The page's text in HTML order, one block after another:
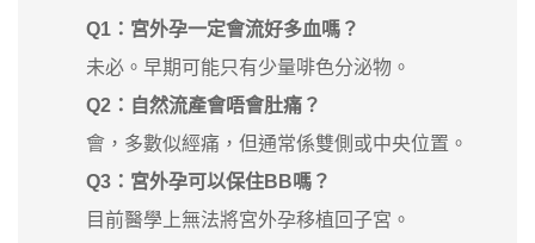
Q1：宮外孕一定會流好多血嗎？
未必。早期可能只有少量啡色分泌物。
Q2：自然流產會唔會肚痛？
會，多數似經痛，但通常係雙側或中央位置。
Q3：宮外孕可以保住BB嗎？
目前醫學上無法將宮外孕移植回子宮。